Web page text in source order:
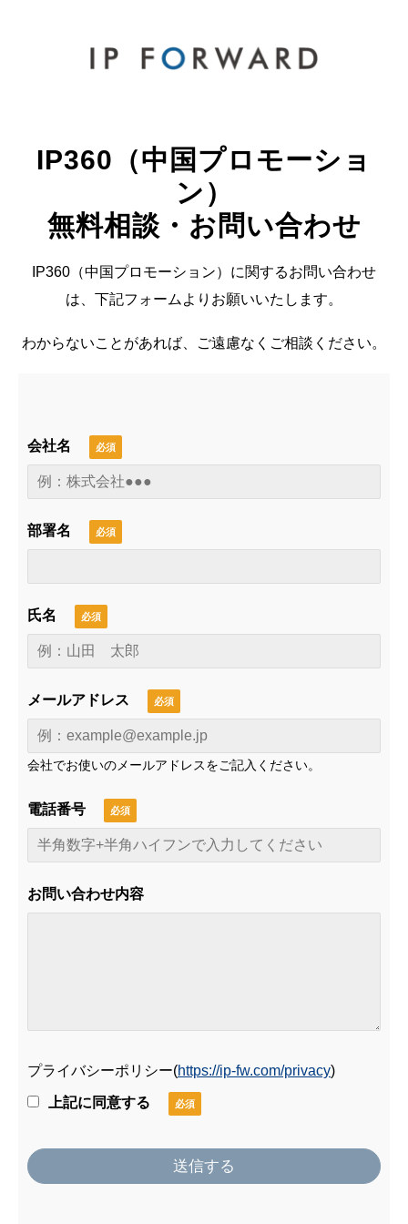
IP360（中国プロモーショ
ン）
無料相談・お問い合わせ
IP360（中国プロモーション）に関するお問い合わせ
は、下記フォームよりお願いいたします。
わからないことがあれば、ご遠慮なくご相談ください。
会社名
部署名
氏名
メールアドレス
会社でお使いのメールアドレスをご記入ください。
電話番号
お問い合わせ内容
プライバシーポリシー(https://ip-fw.com/privacy)
上記に同意する